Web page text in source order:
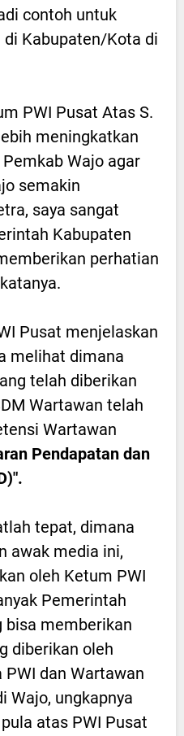
contoh untuk
di Kabupaten/Kota di
PWI Pusat Atas S.
meningkatkan
Wajo agar
semakin
saya sangat
Kabupaten
perhatian
Pusat menjelaskan
melihat dimana
telah diberikan
Wartawan telah
Wartawan
Pendapatan dan
tepat, dimana
awak media ini,
oleh Ketum PWI
Pemerintah
bisa memberikan
diberikan oleh
dan Wartawan
Wajo, ungkapnya
atas PWI Pusat